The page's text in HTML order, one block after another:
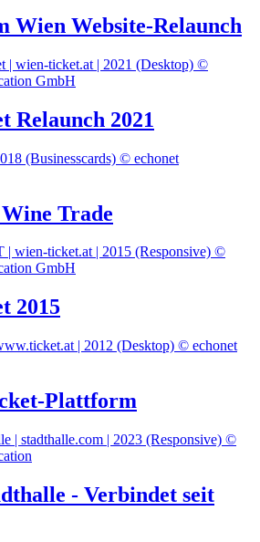
Wien Website-Relaunch
Relaunch 2021
Trade
2015
Plattform
- Verbindet seit